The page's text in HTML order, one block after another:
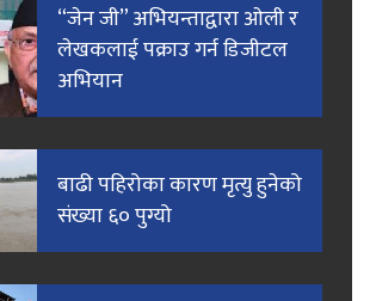
“जेन जी” अभियन्ताद्वारा ओली र
लेखकलाई पक्राउ गर्न डिजीटल
अभियान
बाढी पहिरोका कारण मृत्यु हुनेको
संख्या ६० पुग्यो